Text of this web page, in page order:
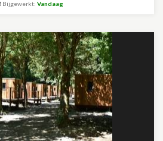
Bijgewerkt: Vandaag